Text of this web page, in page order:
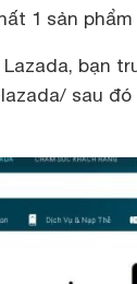
1 sản
bạn
sau đó